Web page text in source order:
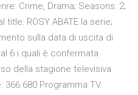
Crime, Drama; Seasons: 2;
title: ROSY ABATE la serie;
sulla data di uscita di
6 i quali è confermata
della stagione televisiva
Programma TV.